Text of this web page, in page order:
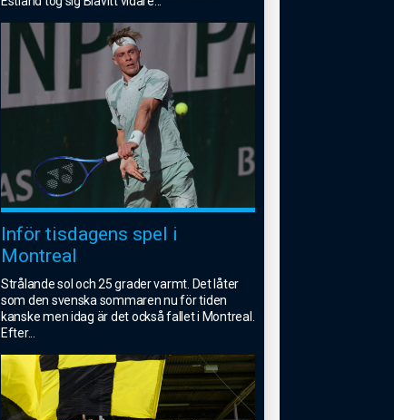
Inför tisdagens spel i
Montreal
Strålande sol och 25 grader varmt. Det låter
som den svenska sommaren nu för tiden
kanske men idag är det också fallet i Montreal.
Efter...